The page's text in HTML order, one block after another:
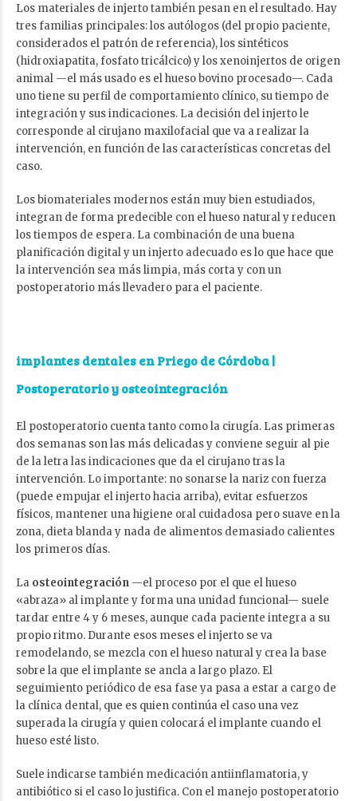
Los materiales de injerto también pesan en el resultado. Hay
tres familias principales: los autólogos (del propio paciente,
considerados el patrón de referencia), los sintéticos
(hidroxiapatita, fosfato tricálcico) y los xenoinjertos de origen
animal —el más usado es el hueso bovino procesado—. Cada
uno tiene su perfil de comportamiento clínico, su tiempo de
integración y sus indicaciones. La decisión del injerto le
corresponde al cirujano maxilofacial que va a realizar la
intervención, en función de las características concretas del
caso.
Los biomateriales modernos están muy bien estudiados,
integran de forma predecible con el hueso natural y reducen
los tiempos de espera. La combinación de una buena
planificación digital y un injerto adecuado es lo que hace que
la intervención sea más limpia, más corta y con un
postoperatorio más llevadero para el paciente.
implantes dentales en Priego de Córdoba|
Postoperatorio y osteointegración
El postoperatorio cuenta tanto como la cirugía. Las primeras
dos semanas son las más delicadas y conviene seguir al pie
de la letra las indicaciones que da el cirujano tras la
intervención. Lo importante: no sonarse la nariz con fuerza
(puede empujar el injerto hacia arriba), evitar esfuerzos
físicos, mantener una higiene oral cuidadosa pero suave en la
zona, dieta blanda y nada de alimentos demasiado calientes
los primeros días.
La osteointegración —el proceso por el que el hueso
«abraza» al implante y forma una unidad funcional— suele
tardar entre 4 y 6 meses, aunque cada paciente integra a su
propio ritmo. Durante esos meses el injerto se va
remodelando, se mezcla con el hueso natural y crea la base
sobre la que el implante se ancla a largo plazo. El
seguimiento periódico de esa fase ya pasa a estar a cargo de
la clínica dental, que es quien continúa el caso una vez
superada la cirugía y quien colocará el implante cuando el
hueso esté listo.
Suele indicarse también medicación antiinflamatoria, y
antibiótico si el caso lo justifica. Con el manejo postoperatorio